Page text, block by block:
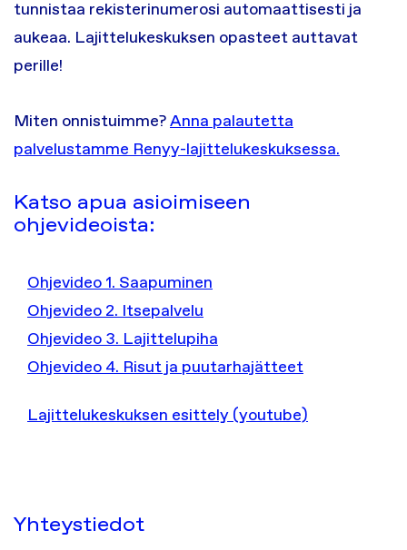
tunnistaa rekisterinumerosi automaattisesti ja
aukeaa. Lajittelukeskuksen opasteet auttavat
perille!
Miten onnistuimme?Anna palautetta
palvelustamme Renyy-lajittelukeskuksessa.
Katso apua asioimiseen
ohjevideoista:
Ohjevideo 1. Saapuminen
Ohjevideo 2. Itsepalvelu
Ohjevideo 3. Lajittelupiha
Ohjevideo 4. Risut ja puutarhajätteet
Lajittelukeskuksen esittely (youtube)
Yhteystiedot